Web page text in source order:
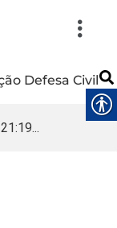
Defesa Civil